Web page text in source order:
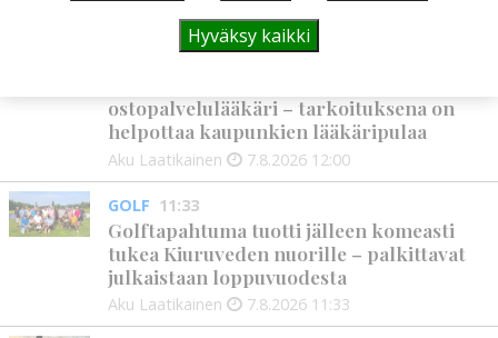
Vilho Ruotsalainen 7.8.2026
HYVINVOINTIALUE 12:00
ostopalvelulääkäri – tarkoituksena on
helpottaa kaupunkien lääkäripulaa
Aku Laatikainen 7.8.2026 12:00
GOLF 11:33
Golftapahtuma tuotti jälleen komeasti
tukea Kiuruveden nuorille – palkittavat
julkaistaan loppuvuodesta
Aku Laatikainen 7.8.2026 11:33
Hyväksy kaikki